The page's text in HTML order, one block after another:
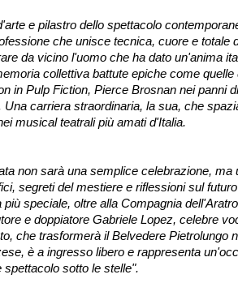
e pilastro dello spettacolo
che unisce tecnica, cuore e totale
da vicino l'uomo che ha dato un'anima
collettiva battute epiche come
in Pulp Fiction, Pierce Brosnan nei panni
Una carriera straordinaria, la sua, che
musical teatrali più amati d'Italia.
non sarà una semplice celebrazione,
segreti del mestiere e riflessioni sul
più speciale, oltre alla Compagnia
e doppiatore Gabriele Lopez, celebre
che trasformerà il Belvedere Pietrolungo
è a ingresso libero e rappresenta
spettacolo sotto le stelle".